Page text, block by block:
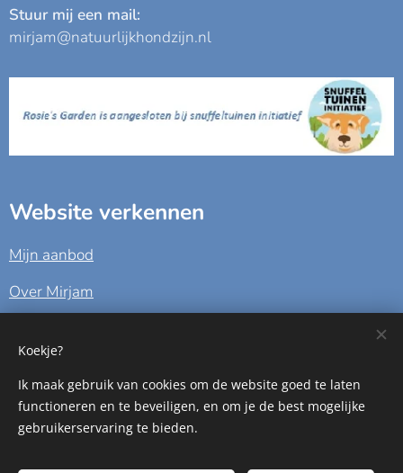
Stuur mij een mail:
mirjam@natuurlijkhondzijn.nl
Website verkennen
Mijn aanbod
Over Mirjam
Algemene voorwaarden - Privacy - Contact
Koekje?
Ik maak gebruik van cookies om de website goed te laten
functioneren en te beveiligen, en om je de best mogelijke
gebruikerservaring te bieden.